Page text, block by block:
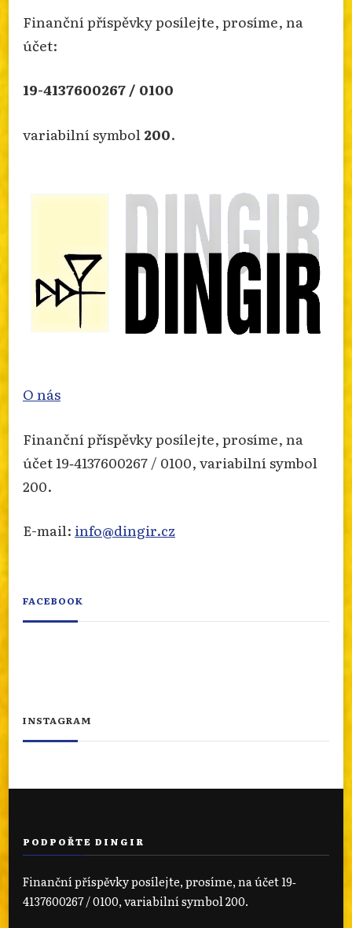
predstaveny-knezskeho-bra...
Finanční příspěvky posílejte, prosíme, na
účet:
19-4137600267 / 0100
variabilní symbol 200.
O nás
Finanční příspěvky posílejte, prosíme, na
účet 19‐4137600267 / 0100, variabilní symbol
200.
E-mail: info@dingir.cz
FACEBOOK
INSTAGRAM
PODPOŘTE DINGIR
Finanční příspěvky posílejte, prosíme, na účet 19‐
4137600267 / 0100, variabilní symbol 200.